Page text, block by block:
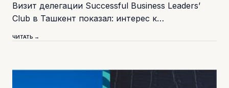
Визит делегации Successful Business Leaders’
Club в Ташкент показал: интерес к…
ЧИТАТЬ →